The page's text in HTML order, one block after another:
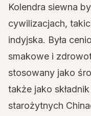
Kolendra siewna
cywilizacjach,
indyjska. Była
smakowe i
stosowany jako
także jako
starożytnych